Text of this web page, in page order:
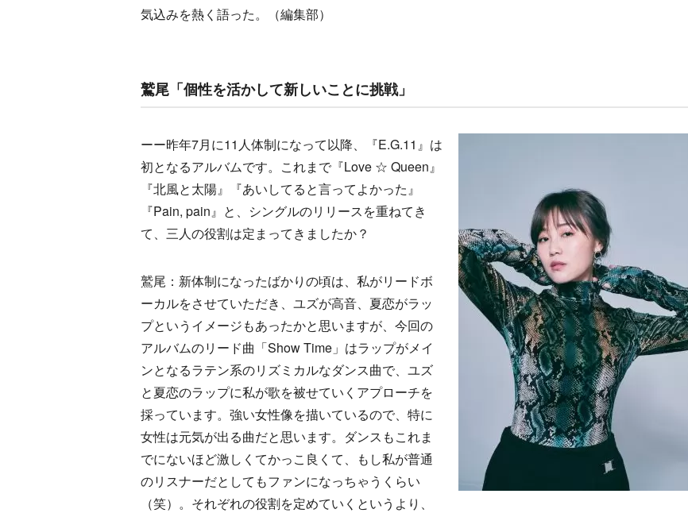
気込みを熱く語った。（編集部）
鷲尾「個性を活かして新しいことに挑戦」
ーー昨年7月に11人体制になって以降、『E.G.11』は
初となるアルバムです。これまで『Love ☆ Queen』
『北風と太陽』『あいしてると言ってよかった』
『Pain, pain』と、シングルのリリースを重ねてき
て、三人の役割は定まってきましたか？
鷲尾：新体制になったばかりの頃は、私がリードボ
ーカルをさせていただき、ユズが高音、夏恋がラッ
プというイメージもあったかと思いますが、今回の
アルバムのリード曲「Show Time」はラップがメイ
ンとなるラテン系のリズミカルなダンス曲で、ユズ
と夏恋のラップに私が歌を被せていくアプローチを
採っています。強い女性像を描いているので、特に
女性は元気が出る曲だと思います。ダンスもこれま
でにないほど激しくてかっこ良くて、もし私が普通
のリスナーだとしてもファンになっちゃうくらい
（笑）。それぞれの役割を定めていくというより、